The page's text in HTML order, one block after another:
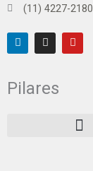
(11) 4227-2180
L
i
n
e
d
I
n
s
g
Y
o
u
Pilares